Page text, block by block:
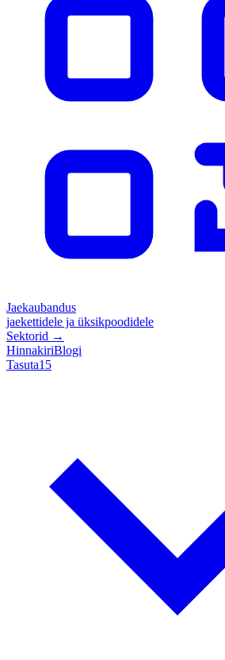
Jaekaubandus
jaekettidele ja üksikpoodidele
Sektorid →
HinnakiriBlogi
Tasuta15